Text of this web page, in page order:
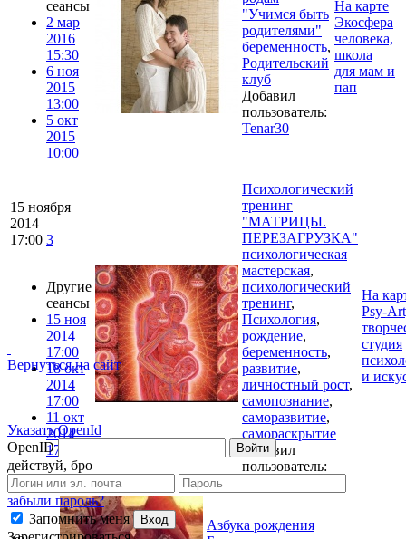
Вернуться на сайт
Указать OpenId
OpenID
Войти
действуй, бро
забыли пароль?
Запомнить меня
Вход
сеансы
2 мар
2016
15:30
6 ноя
2015
13:00
5 окт
2015
10:00
"Учимся быть
родителями"
беременность,
Родительский
клуб
Добавил
пользователь:
Tenar30
На карте
Экосфера
человека,
школа
для мам и
пап
15 ноября
2014
17:00 3
Другие
сеансы
15 ноя
2014
17:00
18 окт
2014
17:00
11 окт
2014
17:00
Психологический
тренинг
"МАТРИЦЫ.
ПЕРЕЗАГРУЗКА"
психологическая
мастерская,
психологический
тренинг,
Психология,
рождение,
беременность,
развитие,
личностный рост,
самопознание,
саморазвитие,
самораскрытие
Добавил
пользователь:
На
Psy-
студия
и
Азбука рождения